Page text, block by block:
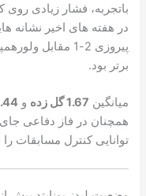
باتجربه، فشار زیادی روی
در هفته های اخیر نشانه
پیروزی 2-1
برتر بود.
میانگین 1.67 گل زده و1.44 گل
همچنان در فاز دفاعی
توانایی کنترل مسابقات